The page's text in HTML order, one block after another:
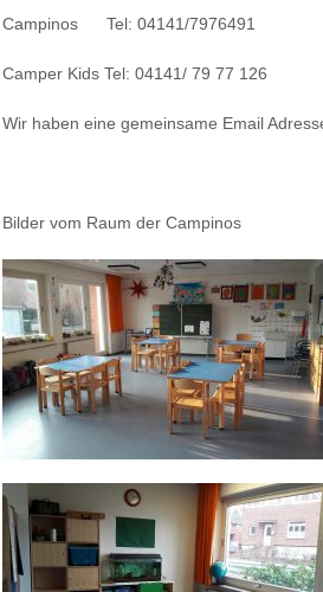
Campinos Tel: 04141/7976491
Camper Kids Tel: 04141/ 79 77 126
Wir haben eine gemeinsame Email
Bilder vom Raum der Campinos